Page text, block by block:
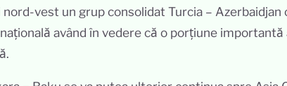
nord-vest un grup consolidat Turcia – Azerbaidjan
având în vedere că o porțiune importantă